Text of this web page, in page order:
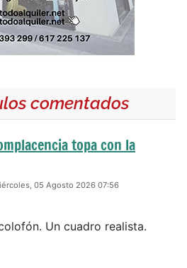
comentados
topa con la
05 Agosto 2026 07:56
Un cuadro realista.